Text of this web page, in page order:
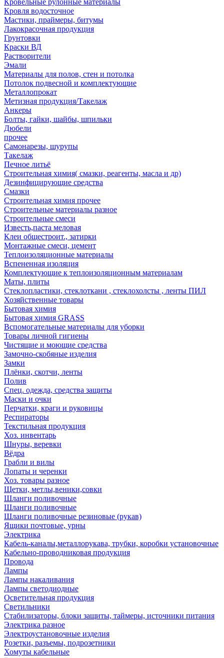
Кровельные рулонные материалы
Кровля водосточное
Мастики, праймеры, битумы
Лакокрасочная продукция
Грунтовки
Краски ВД
Растворители
Эмали
Материалы для полов, стен и потолка
Потолок подвесной и комплектующие
Металлопрокат
Метизная продукция/Такелаж
Анкеры
Болты, гайки, шайбы, шпильки
Дюбели
прочее
Самонарезы, шурупы
Такелаж
Печное литьё
Строительная химия( смазки, реагенты, масла и др)
Дезинфицирующие средства
Смазки
Строительная химия прочее
Строительные материалы разное
Строительные смеси
Известь,паста меловая
Клеи общестроит., затирки
Монтажные смеси, цемент
Теплоизоляционные материалы
Вспененная изоляция
Комплектующие к теплоизоляционным материалам
Маты, плиты
Стеклопластики, стеклоткани , стеклохолсты , ленты ПИЛ
Хозяйственные товары
Бытовая химия
Бытовая химия GRASS
Вспомогательные материалы для уборки
Товары личной гигиены
Чистящие и моющие средства
Замочно-скобяные изделия
Замки
Плёнки, скотчи, ленты
Полив
Спец. одежда, средства защиты
Маски и очки
Перчатки, краги и руковицы
Респираторы
Текстильная продукция
Хоз. инвентарь
Шнуры, веревки
Вёдра
Грабли и вилы
Лопаты и черенки
Хоз. товары разное
Щетки, метлы,веники,совки
Шланги поливочные
Шланги поливочные
Шланги поливочные резиновые (рукав)
Ящики почтовые, урны
Электрика
Кабель-каналы,металлорукава, трубки, коробки установочные
Кабельно-проводниковая продукция
Провода
Лампы
Лампы накаливания
Лампы светодиодные
Осветительная продукция
Светильники
Стабилизаторы, блоки защиты, таймеры, источники питания
Электрика разное
Электроустановочные изделия
Розетки, разъемы, подрозетники
Хомуты кабельные